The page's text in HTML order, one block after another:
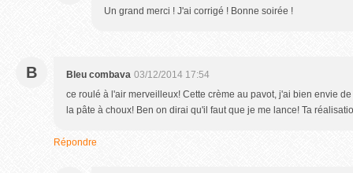
Un grand merci ! J'ai corrigé ! Bonne soirée !
B Bleu combava 03/12/2014 17:54
ce roulé à l'air merveilleux! Cette crème au pavot, j'ai bien envie
la pâte à choux! Ben on dirai qu'il faut que je me lance! Ta
Répondre